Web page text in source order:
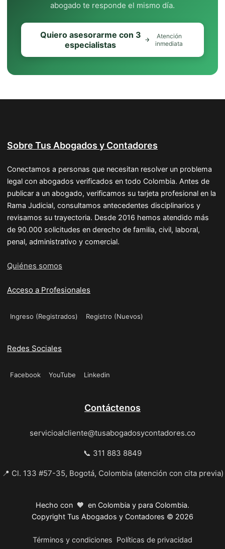
abogado te responde el mismo día.
Quiero asesorarme con 3
especialistas
Atención
inmediata
Sobre Tus Abogados y Contadores
Conectamos a personas que necesitan resolver un problema
legal con abogados verificados en todo Colombia. Antes de
publicar a un abogado, verificamos su tarjeta profesional en la
Rama Judicial, consultamos antecedentes disciplinarios y
revisamos su trayectoria. Desde 2016 hemos atendido más
de 90.000 solicitudes en derecho de familia, civil, laboral,
penal, administrativo y comercial.
Quiénes somos
Acceso a Profesionales
Ingreso (Registrados) Registro (Nuevos)
Redes Sociales
Facebook YouTube Linkedin
Contáctenos
servicioalcliente@tusabogadosycontadores.co
📞 311 883 8849
📍 Cl. 133 #57-35, Bogotá, Colombia (atención con cita previa)
Hecho con 🧡 en Colombia y para Colombia.
Copyright Tus Abogados y Contadores © 2026
Términos y condiciones Políticas de privacidad